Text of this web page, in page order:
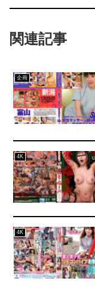
関連記事
企画
4K
4K